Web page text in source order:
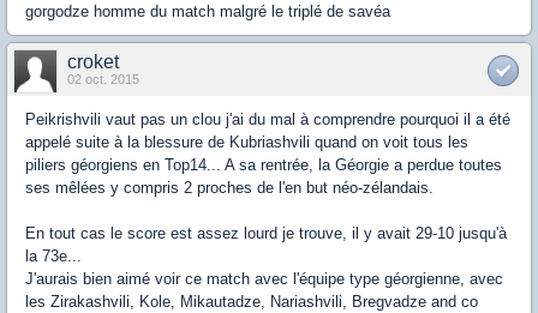
gorgodze homme du match malgré le triplé de savéa
croket
02 oct. 2015
Peikrishvili vaut pas un clou j'ai du mal à comprendre pourquoi il a été
appelé suite à la blessure de Kubriashvili quand on voit tous les
piliers géorgiens en Top14... A sa rentrée, la Géorgie a perdue toutes
ses mêlées y compris 2 proches de l'en but néo-zélandais.
En tout cas le score est assez lourd je trouve, il y avait 29-10 jusqu'à
la 73e...
J'aurais bien aimé voir ce match avec l'équipe type géorgienne, avec
les Zirakashvili, Kole, Mikautadze, Nariashvili, Bregvadze and co